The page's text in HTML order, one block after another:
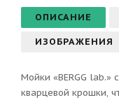
ОПИСАНИЕ
ИЗОБРАЖЕНИЯ
Мойки «BERGG lab.»
кварцевой крошки,